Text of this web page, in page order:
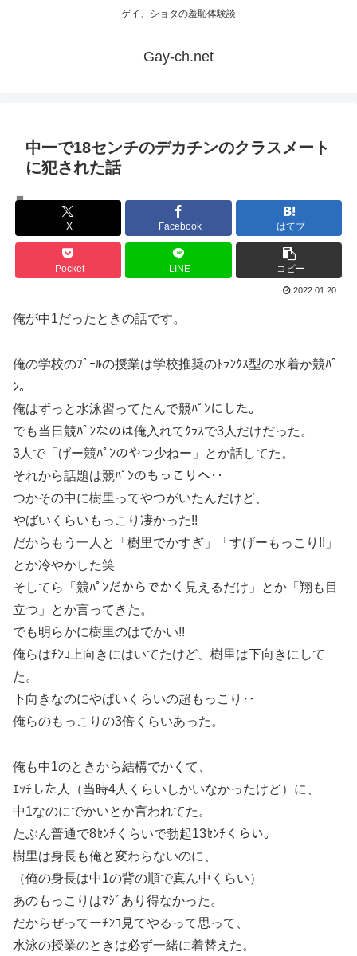
ゲイ、ショタの羞恥体験談
Gay-ch.net
中一で18センチのデカチンのクラスメート
に犯された話
X Facebook はてブ
Pocket LINE コピー
2022.01.20
俺が中1だったときの話です。
俺の学校のﾌﾟｰﾙの授業は学校推奨のﾄﾗﾝｸｽ型の水着か競ﾊﾟ
ﾝ。
俺はずっと水泳習ってたんで競ﾊﾟﾝにした。
でも当日競ﾊﾟﾝなのは俺入れてｸﾗｽで3人だけだった。
3人で「げー競ﾊﾟﾝのやつ少ねー」とか話してた。
それから話題は競ﾊﾟﾝのもっこりへ‥
つかその中に樹里ってやつがいたんだけど、
やばいくらいもっこり凄かった!!
だからもう一人と「樹里でかすぎ」「すげーもっこり!!」
とか冷やかした笑
そしてら「競ﾊﾟﾝだからでかく見えるだけ」とか「翔も目
立つ」とか言ってきた。
でも明らかに樹里のはでかい!!
俺らはﾁﾝｺ上向きにはいてたけど、樹里は下向きにして
た。
下向きなのにやばいくらいの超もっこり‥
俺らのもっこりの3倍くらいあった。
俺も中1のときから結構でかくて、
ｴｯﾁした人（当時4人くらいしかいなかったけど）に、
中1なのにでかいとか言われてた。
たぶん普通で8ｾﾝﾁくらいで勃起13ｾﾝﾁくらい。
樹里は身長も俺と変わらないのに、
（俺の身長は中1の背の順で真ん中くらい）
あのもっこりはﾏｼﾞあり得なかった。
だからぜってーﾁﾝｺ見てやるって思って、
水泳の授業のときは必ず一緒に着替えた。